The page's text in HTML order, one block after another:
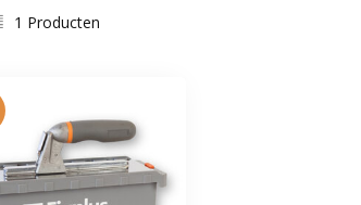
1 Producten